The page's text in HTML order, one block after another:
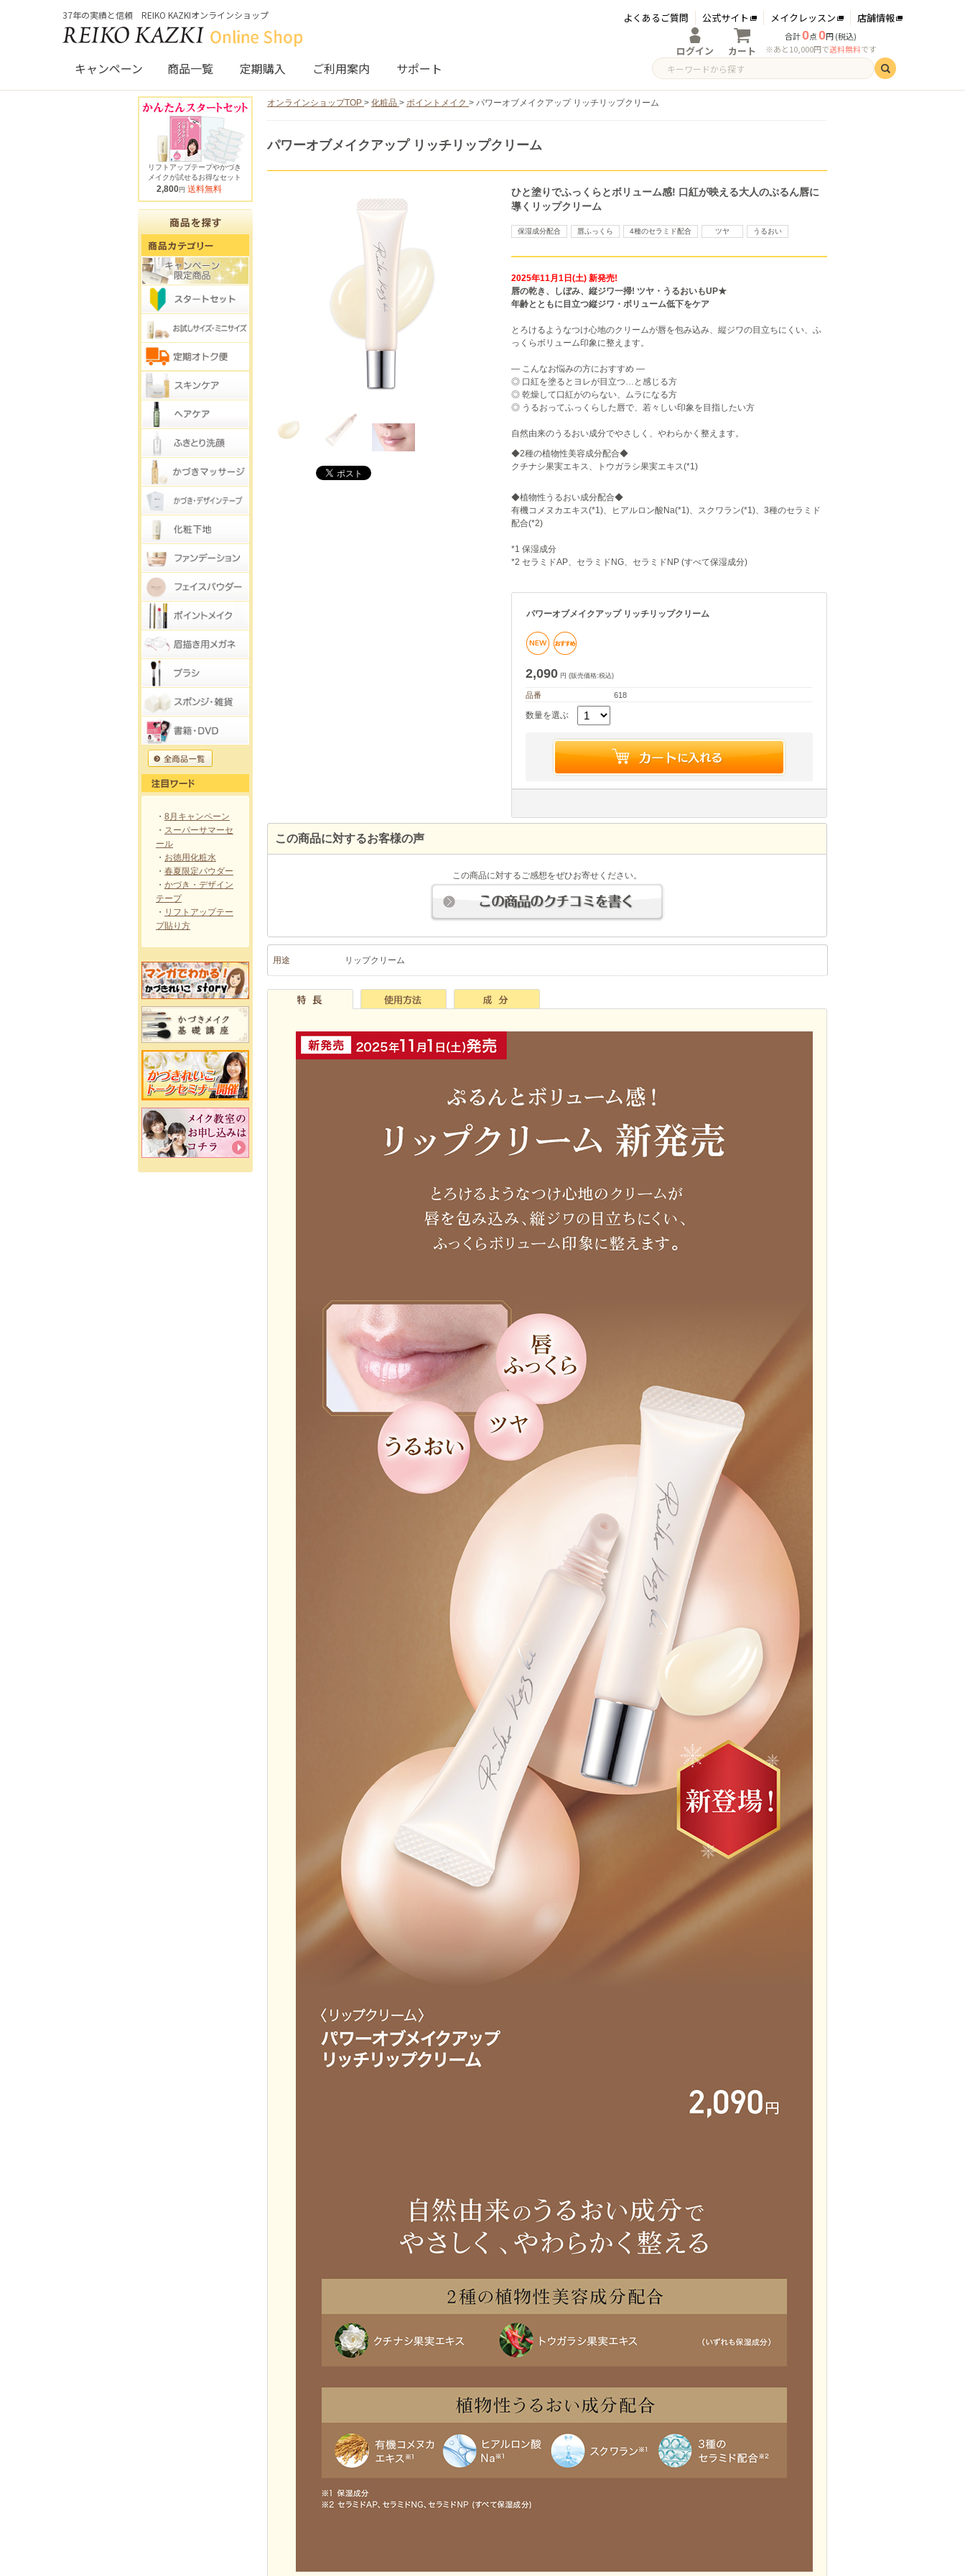
37年の実績と信頼 REIKO KAZKIオンラインショップ
キャンペーン 商品一覧 定期購入 ご利用案内 サポート
ログイン
ログイン
新規会員登録
カート
合計0点0円 (税込)
※あと10,000円で送料無料です
よくあるご質問 公式サイト メイクレッスン 店舗情報
リフトアップテープやかづき
メイクが試せるお得なセット
2,800円 送料無料
・ 8月キャンペーン
・ スーパーサマーセ
ール
・ お徳用化粧水
・ 春夏限定パウダー
・ かづき・デザイン
テープ
・ リフトアップテー
プ貼り方
オンラインショップTOP > 化粧品 > ポイントメイク > パワーオブメイクアップ リッチリップクリーム
パワーオブメイクアップ リッチリップクリーム
ひと塗りでふっくらとボリューム感! 口紅が映える大人のぷるん唇に
導くリップクリーム
保湿成分配合 唇ふっくら 4種のセラミド配合 ツヤ うるおい
2025年11月1日(土) 新発売!
唇の乾き、しぼみ、縦ジワ一掃! ツヤ・うるおいもUP★
年齢とともに目立つ縦ジワ・ボリューム低下をケア
とろけるようなつけ心地のクリームが唇を包み込み、縦ジワの目立ちにくい、ふ
っくらボリューム印象に整えます。
― こんなお悩みの方におすすめ ―
◎ 口紅を塗るとヨレが目立つ…と感じる方
◎ 乾燥して口紅がのらない、ムラになる方
◎ うるおってふっくらした唇で、若々しい印象を目指したい方
自然由来のうるおい成分でやさしく、やわらかく整えます。
◆2種の植物性美容成分配合◆
クチナシ果実エキス、トウガラシ果実エキス(*1)
◆植物性うるおい成分配合◆
有機コメヌカエキス(*1)、ヒアルロン酸Na(*1)、スクワラン(*1)、3種のセラミド
配合(*2)
*1 保湿成分
*2 セラミドAP、セラミドNG、セラミドNP (すべて保湿成分)
パワーオブメイクアップ リッチリップクリーム
2,090 円 (販売価格:税込)
品番 618
数量を選ぶ
この商品に対するお客様の声
この商品に対するご感想をぜひお寄せください。
用途 リップクリーム